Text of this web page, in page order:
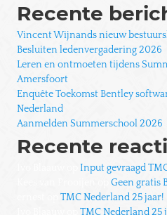
Recente
Vincent Wijnands nieuw
Besluiten ledenvergadering 2026
Leren en ontmoeten tijdens
Amersfoort
Enquête Toekomst Bentley
Nederland
Aanmelden Summerschool 2026
Recente
Input gevraagd
Geen gratis
TMC Nederland 25 jaar!
TMC Nederland 25